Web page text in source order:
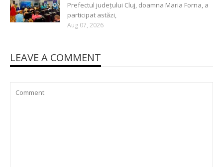
Prefectul județului Cluj, doamna Maria Forna, a
participat astăzi,
Aug 07, 2026
LEAVE A COMMENT